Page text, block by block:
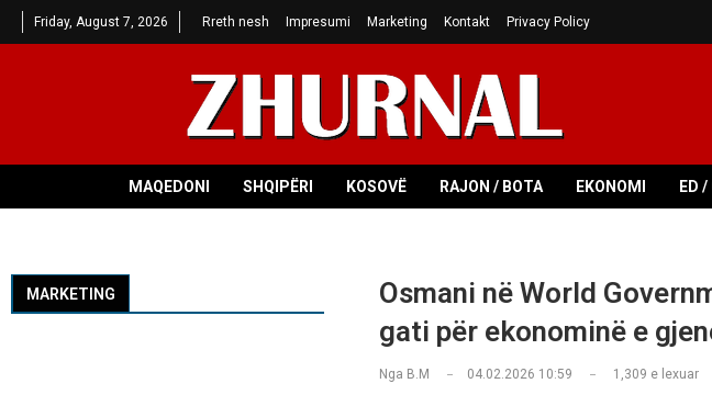
Friday, August 7, 2026 Rreth nesh Impresumi Marketing Kontakt Privacy Policy
MAQEDONI SHQIPËRI KOSOVË RAJON / BOTA EKONOMI ED /
Osmani në World
gati për ekonominë e
Nga B.M 04.02.2026 10:59 1,309 e lexuar
MARKETING